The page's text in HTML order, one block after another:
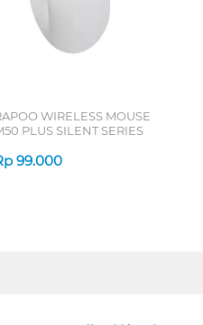
WIRELESS MOUSE
PLUS SILENT SERIES
99.000